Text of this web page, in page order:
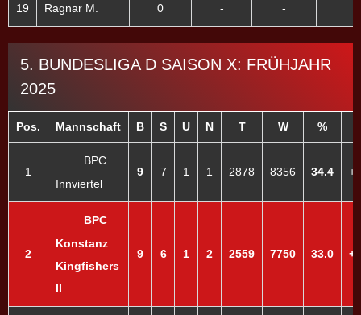
19 Ragnar M. 0 - -
5. BUNDESLIGA D SAISON X: FRÜHJAHR
2025
Pos. Mannschaft B S U N T W %
1
BPC
Innviertel
9 7 1 1 2878 8356 34.4
2
BPC
Konstanz
Kingfishers
II
9 6 1 2 2559 7750 33.0